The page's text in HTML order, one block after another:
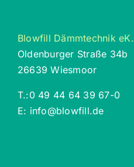
Blowfill Dämmtechnik eK.
Oldenburger Straße 34b
26639 Wiesmoor
T.:0 49 44 64 39 67-0
E: info@blowfill.de